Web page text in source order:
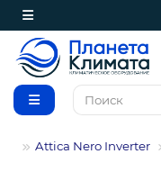
Attica Nero Inverter